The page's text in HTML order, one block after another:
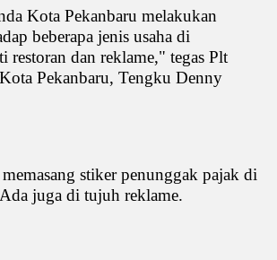
Kota Pekanbaru melakukan
beberapa jenis usaha di
restoran dan reklame," tegas Plt
Pekanbaru, Tengku Denny
stiker penunggak pajak di
juga di tujuh reklame.